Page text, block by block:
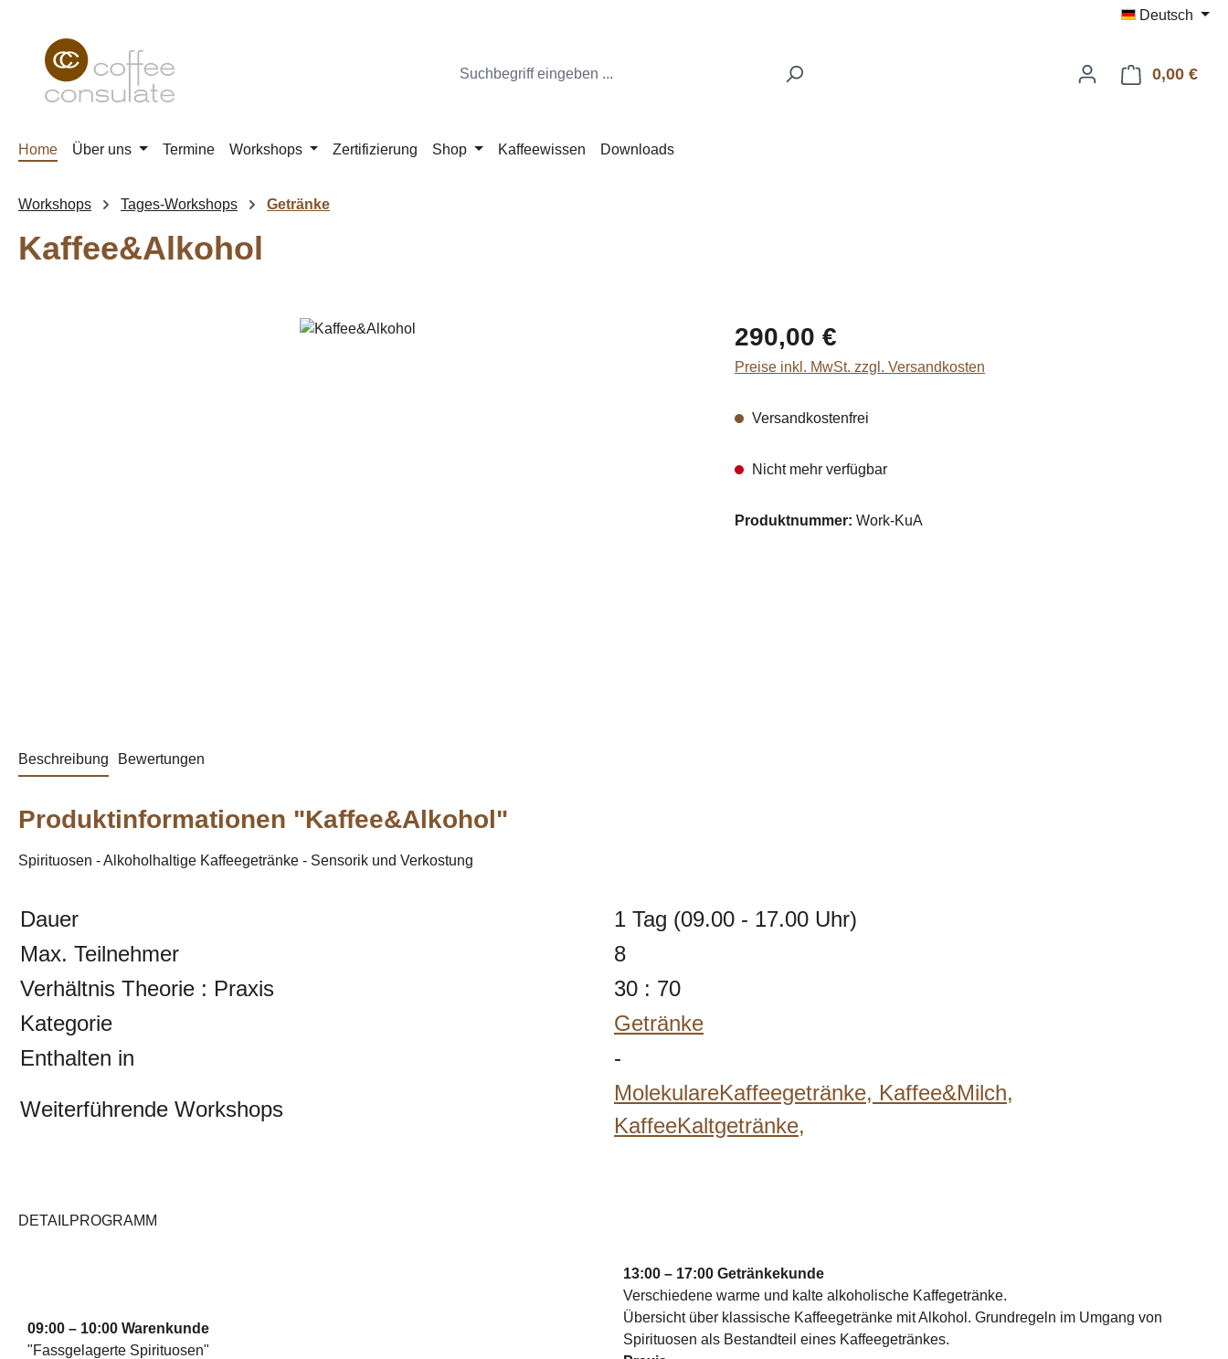
Deutsch
0,00 €
Home Über uns Termine Workshops Zertifizierung Shop Kaffeewissen Downloads
Workshops Tages-Workshops Getränke
Kaffee&Alkohol
Regulärer Preis:
290,00 €
Preise inkl. MwSt. zzgl. Versandkosten
Versandkostenfrei
Nicht mehr verfügbar
Produktnummer: Work-KuA
Beschreibung Bewertungen
Produktinformationen "Kaffee&Alkohol"
Spirituosen - Alkoholhaltige Kaffeegetränke - Sensorik und Verkostung
Dauer
1 Tag (09.00 - 17.00 Uhr)
Max. Teilnehmer
8
Verhältnis Theorie : Praxis
30 : 70
Kategorie
Getränke
Enthalten in
-
Weiterführende Workshops
MolekulareKaffeegetränke, Kaffee&Milch,
KaffeeKaltgetränke,
DETAILPROGRAMM
09:00 – 10:00 Warenkunde
"Fassgelagerte Spirituosen"
13:00 – 17:00 Getränkekunde
Verschiedene warme und kalte alkoholische Kaffegetränke.
Übersicht über klassische Kaffeegetränke mit Alkohol. Grundregeln im Umgang von
Spirituosen als Bestandteil eines Kaffeegetränkes.